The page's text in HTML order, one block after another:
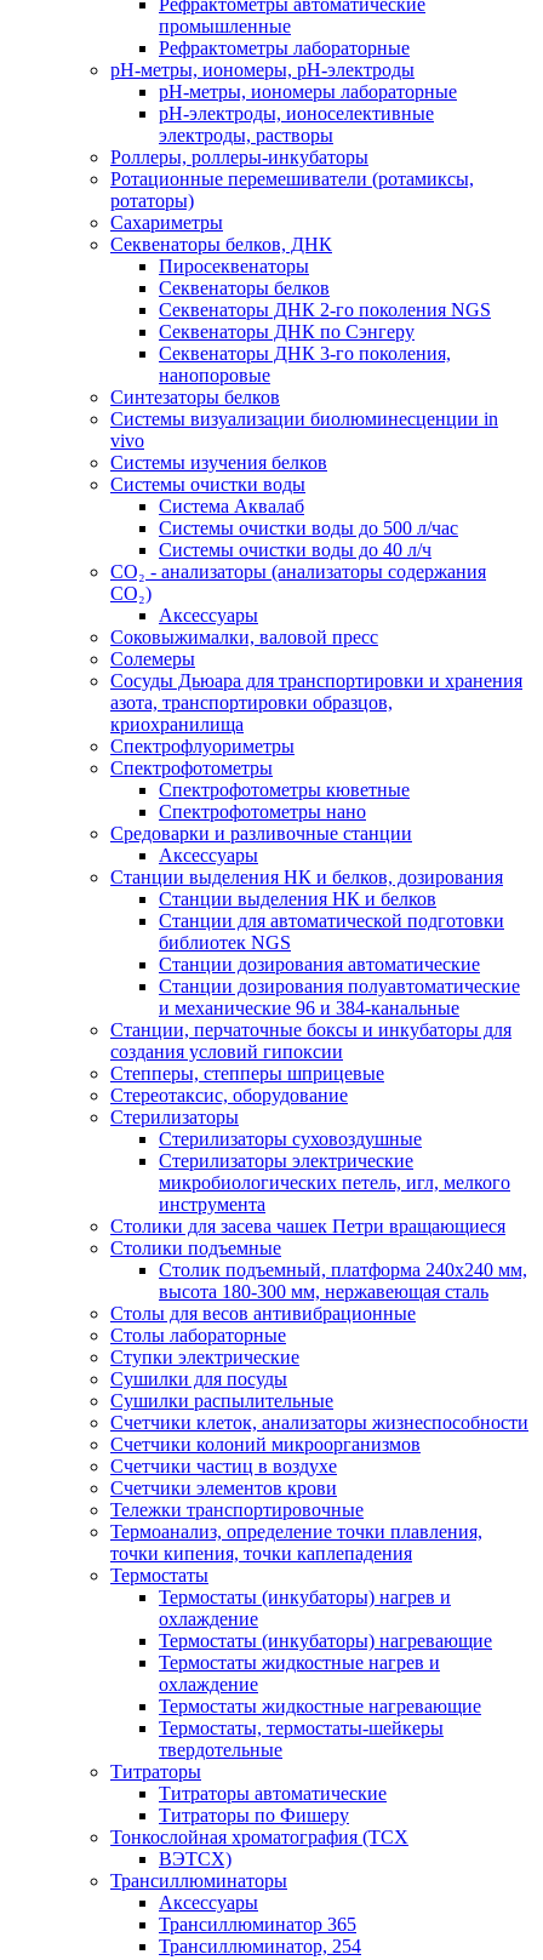
Рефрактометры автоматические
промышленные
Рефрактометры лабораторные
рН-метры, иономеры, рН-электроды
рН-метры, иономеры лабораторные
рН-электроды, ионоселективные
электроды, растворы
Роллеры, роллеры-инкубаторы
Ротационные перемешиватели (ротамиксы,
ротаторы)
Сахариметры
Секвенаторы белков, ДНК
Пиросеквенаторы
Секвенаторы белков
Секвенаторы ДНК 2-го поколения NGS
Секвенаторы ДНК по Сэнгеру
Секвенаторы ДНК 3-го поколения,
нанопоровые
Синтезаторы белков
Системы визуализации биолюминесценции in
vivo
Системы изучения белков
Системы очистки воды
Система Аквалаб
Системы очистки воды до 500 л/час
Системы очистки воды до 40 л/ч
СО₂ - анализаторы (анализаторы содержания
СО₂)
Аксессуары
Соковыжималки, валовой пресс
Солемеры
Сосуды Дьюара для транспортировки и хранения
азота, транспортировки образцов,
криохранилища
Спектрофлуориметры
Спектрофотометры
Спектрофотометры кюветные
Спектрофотометры нано
Средоварки и разливочные станции
Аксессуары
Станции выделения НК и белков, дозирования
Станции выделения НК и белков
Станции для автоматической подготовки
библиотек NGS
Станции дозирования автоматические
Станции дозирования полуавтоматические
и механические 96 и 384-канальные
Станции, перчаточные боксы и инкубаторы для
создания условий гипоксии
Степперы, степперы шприцевые
Стереотаксис, оборудование
Стерилизаторы
Стерилизаторы суховоздушные
Стерилизаторы электрические
микробиологических петель, игл, мелкого
инструмента
Столики для засева чашек Петри вращающиеся
Столики подъемные
Столик подъемный, платформа 240х240 мм,
высота 180-300 мм, нержавеющая сталь
Столы для весов антивибрационные
Столы лабораторные
Ступки электрические
Сушилки для посуды
Сушилки распылительные
Счетчики клеток, анализаторы жизнеспособности
Счетчики колоний микроорганизмов
Счетчики частиц в воздухе
Счетчики элементов крови
Тележки транспортировочные
Термоанализ, определение точки плавления,
точки кипения, точки каплепадения
Термостаты
Термостаты (инкубаторы) нагрев и
охлаждение
Термостаты (инкубаторы) нагревающие
Термостаты жидкостные нагрев и
охлаждение
Термостаты жидкостные нагревающие
Термостаты, термостаты-шейкеры
твердотельные
Титраторы
Титраторы автоматические
Титраторы по Фишеру
Тонкослойная хроматография (ТСХ
ВЭТСХ)
Трансиллюминаторы
Аксессуары
Трансиллюминатор 365
Трансиллюминатор, 254